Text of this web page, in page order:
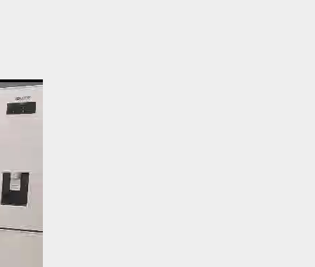
نمایشگر
ویدیو